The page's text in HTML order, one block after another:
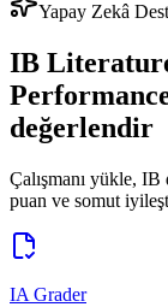
Yapay Zekâ
IB
değerlendir
Çalışmanı yükle,
puan ve somut
IA Grader